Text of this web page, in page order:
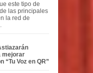
este tipo de
las principales
la red de
mejorar
“Tu Voz en QR”